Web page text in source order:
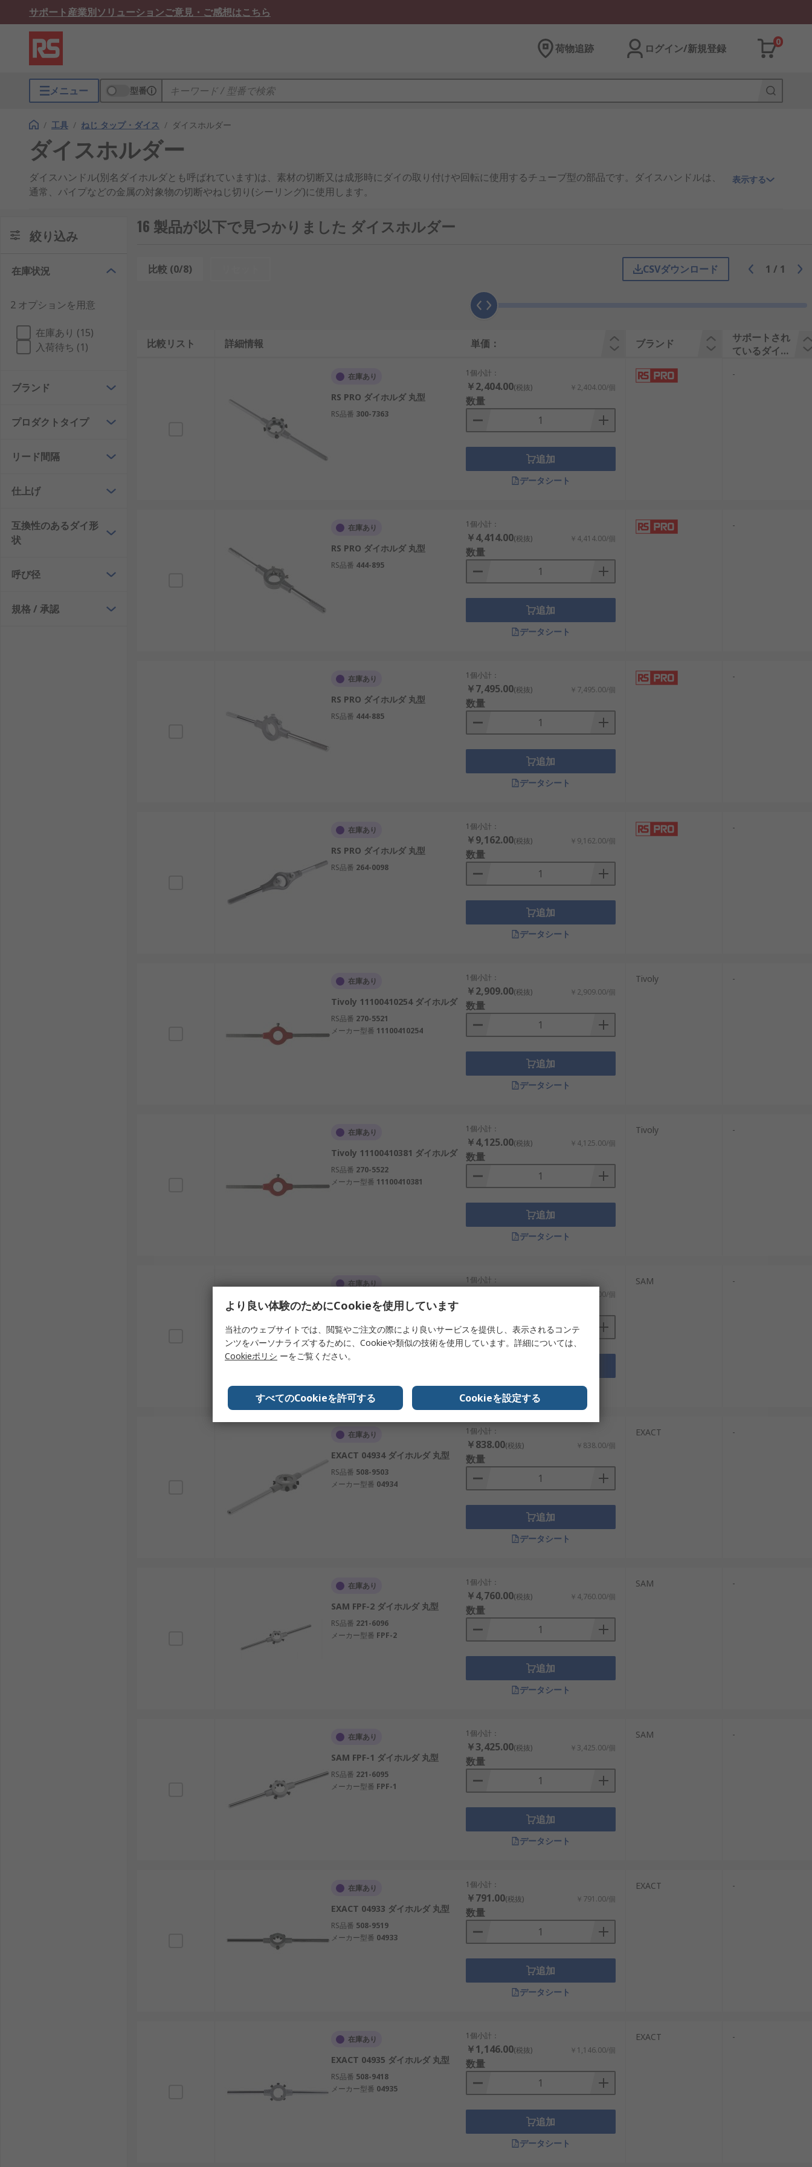
サポート産業別ソリューションご意見・ご感想はこちら
荷物追跡 ログイン/新規登録
0
メニュー 型番
/ 工具 / ねじ タップ・ダイス / ダイスホルダー
ダイスホルダー
ダイスハンドル(別名ダイホルダとも呼ばれています)は、素材の切断又は成形時にダイの取り付けや回転に使用するチューブ型の部品です。ダイスハンドルは、
通常、パイプなどの金属の対象物の切断やねじ切り(シーリング)に使用します。
ダイスハンドルはさまざまなサイズの六角ダイスやアジャスタブルダイスを保持します。丈夫な素材で製品寿命が長く、ローレット加工のハンドルでグリップ
性が向上しています。また、ローレット加工のハンドルで握りやすくなっています。ダイスハンドルには、通常、心押し(回転工具である旋盤の調整可能な部品)
照的にカットされた穴は金属その他の素材のチップ用です。
3本ねじの設計により、ダイスを位置に固定し、正確なねじ切りと、湾曲のないきれいなねじ山を実現するために向きを 維持することが簡単になります。 つま
り、ダイスを使用して、新しいねじ山を作ったり、摩耗や損傷のあるねじ山を修理したりすることができます。
表示する
絞り込み
在庫状況
2 オプションを用意
在庫あり (15)
入荷待ち (1)
ブランド
プロダクトタイプ
リード間隔
仕上げ
互換性のあるダイ形
状
呼び径
規格 / 承認
16 製品が以下で見つかりました ダイスホルダー
比較 (0/8) CSVダウンロード 1 / 1
比較リスト 詳細情報 単価： ブランド
サポートされ
ているダイサ
在庫あり
RS PRO ダイホルダ 丸型
RS品番 300-7363
1個小計：
￥2,404.00(税抜) ￥2,404.00/個
数量
追加
データシート
-
在庫あり
RS PRO ダイホルダ 丸型
RS品番 444-895
1個小計：
￥4,414.00(税抜) ￥4,414.00/個
数量
追加
データシート
-
在庫あり
RS PRO ダイホルダ 丸型
RS品番 444-885
1個小計：
￥7,495.00(税抜) ￥7,495.00/個
数量
追加
データシート
-
在庫あり
RS PRO ダイホルダ 丸型
RS品番 264-0098
1個小計：
￥9,162.00(税抜) ￥9,162.00/個
数量
追加
データシート
-
在庫あり
Tivoly 11100410254 ダイホルダ
RS品番 270-5521
メーカー型番 11100410254
1個小計：
￥2,909.00(税抜) ￥2,909.00/個
数量
追加
データシート
Tivoly -
在庫あり
Tivoly 11100410381 ダイホルダ
RS品番 270-5522
メーカー型番 11100410381
1個小計：
￥4,125.00(税抜) ￥4,125.00/個
数量
追加
データシート
Tivoly -
在庫あり
SAM FPF-4 ダイホルダ
メーカー型番FPF-4
1個小計：
￥10,708.00/個
データシート
SAM -
在庫あり
EXACT 04934 ダイホルダ 丸型
RS品番 508-9503
メーカー型番 04934
1個小計：
￥838.00(税抜) ￥838.00/個
数量
追加
データシート
EXACT -
在庫あり
SAM FPF-2 ダイホルダ 丸型
RS品番 221-6096
メーカー型番 FPF-2
1個小計：
￥4,760.00(税抜) ￥4,760.00/個
数量
追加
データシート
SAM -
在庫あり
SAM FPF-1 ダイホルダ 丸型
RS品番 221-6095
メーカー型番 FPF-1
1個小計：
￥3,425.00(税抜) ￥3,425.00/個
数量
追加
データシート
SAM -
在庫あり
EXACT 04933 ダイホルダ 丸型
RS品番 508-9519
メーカー型番 04933
1個小計：
￥791.00(税抜) ￥791.00/個
数量
追加
データシート
EXACT -
在庫あり
EXACT 04935 ダイホルダ 丸型
RS品番 508-9418
メーカー型番 04935
1個小計：
￥1,146.00(税抜) ￥1,146.00/個
数量
追加
データシート
EXACT -
より良い体験のためにCookieを使用しています
当社のウェブサイトでは、閲覧やご注文の際により良いサービスを提供し、表示されるコンテ
ンツをパーソナライズするために、Cookieや類似の技術を使用しています。詳細については、
Cookieポリシ ーをご覧ください。
すべてのCookieを許可する Cookieを設定する